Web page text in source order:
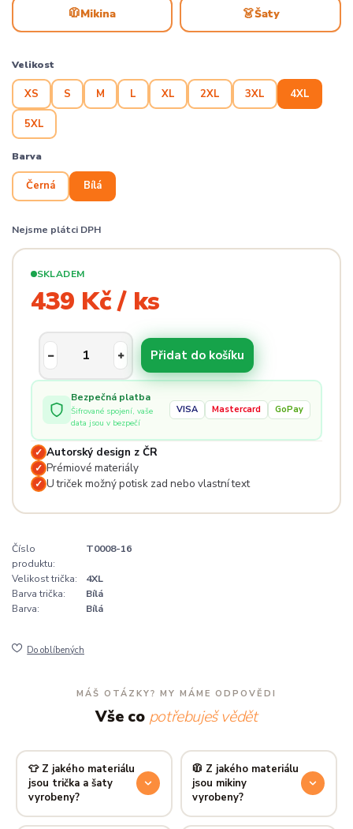
🧥Mikina 👗Šaty
Velikost
XS S M L XL 2XL 3XL 4XL
5XL
Barva
Černá Bílá
Nejsme plátci DPH
SKLADEM
439 Kč / ks
Přidat do košíku
Bezpečná platba
Šifrované spojení, vaše
data jsou v bezpečí
VISA Mastercard GoPay
✓ Autorský design z ČR
✓ Prémiové materiály
✓ U triček možný potisk zad nebo vlastní text
Číslo
produktu:
T0008-16
Velikost trička:
4XL
Barva trička:
Bílá
Barva:
Bílá
Do oblíbených
MÁŠ OTÁZKY? MY MÁME ODPOVĚDI
Vše co potřebuješ vědět
👕 Z jakého materiálu
jsou trička a šaty
vyrobeny?
Používáme prémiovou 100%
🧥 Z jakého materiálu
jsou mikiny
vyrobeny?
Mikiny šijeme ze směsi80 %